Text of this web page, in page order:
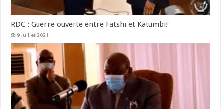
RDC : Guerre ouverte entre Fatshi et Katumbi!
9 juillet 2021